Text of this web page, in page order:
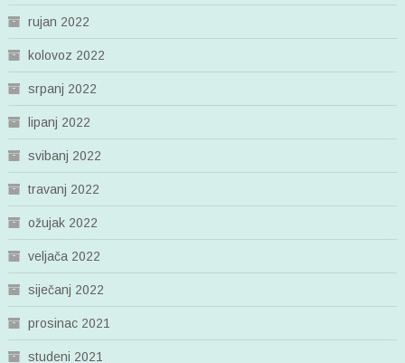
rujan 2022
kolovoz 2022
srpanj 2022
lipanj 2022
svibanj 2022
travanj 2022
ožujak 2022
veljača 2022
siječanj 2022
prosinac 2021
studeni 2021